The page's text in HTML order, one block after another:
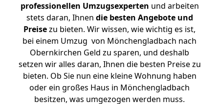
professionellen Umzugsexperten und arbeiten
stets daran, Ihnen die besten Angebote und
Preisezu bieten. Wir wissen, wie wichtig es ist,
bei einem Umzug von Mönchengladbach nach
Obernkirchen Geld zu sparen, und deshalb
setzen wir alles daran, Ihnen die besten Preise zu
bieten. Ob Sie nun eine kleine Wohnung haben
oder ein großes Haus in Mönchengladbach
besitzen, was umgezogen werden muss.